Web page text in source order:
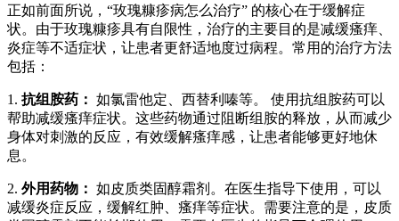
正如前面所说，“玫瑰糠疹病怎么治疗” 的核心在于缓解症
状。由于玫瑰糠疹具有自限性，治疗的主要目的是减缓瘙痒、
炎症等不适症状，让患者更舒适地度过病程。常用的治疗方法
包括：
1. 抗组胺药： 如氯雷他定、西替利嗪等。 使用抗组胺药可以
帮助减缓瘙痒症状。这些药物通过阻断组胺的释放，从而减少
身体对刺激的反应，有效缓解瘙痒感，让患者能够更好地休
息。
2. 外用药物： 如皮质类固醇霜剂。在医生指导下使用，可以
减缓炎症反应，缓解红肿、瘙痒等症状。需要注意的是，皮质